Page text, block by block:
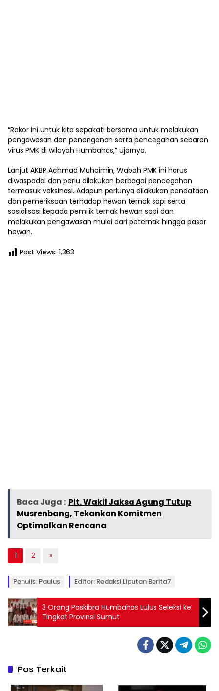
“Rakor ini untuk kita sepakati bersama untuk melakukan
pengawasan dan penanganan serta pencegahan sebaran
virus PMK di wilayah Humbahas,” ujarnya.
Lanjut AKBP Achmad Muhaimin, Wabah PMK ini harus
diwaspadai dan perlu dilakukan berbagai pencegahan
termasuk vaksinasi. Adapun perlunya dilakukan pendataan
dan pemeriksaan terhadap hewan ternak sapi serta
sosialisasi kepada pemilik ternak hewan sapi dan
melakukan pengawasan mulai dari peternak hingga pasar
hewan.
Post Views: 1,363
Baca Juga : Plt. Wakil Jaksa Agung Tutup
Musrenbang, Tekankan Komitmen
Optimalkan Rencana
1 2 »
Penulis: Paulus Editor: Redaksi Liputan Berita7
3 Orang Paskibra Humbahas Lulus Seleksi ke
Tingkat Provinsi Sumut
Pos Terkait